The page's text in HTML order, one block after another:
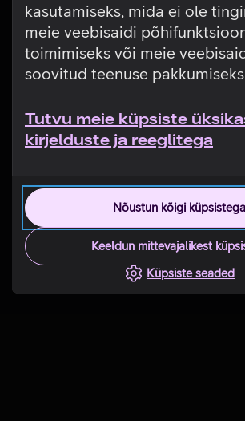
kasutamiseks, mida ei ole
meie veebisaidi
toimimiseks või meie
soovitud teenuse pakkumiseks.
Tutvu meie küpsiste
kirjelduste ja reeglitega
Nõustun kõigi küpsistega
Keeldun mittevajalikest
Küpsiste seaded
Tehniline